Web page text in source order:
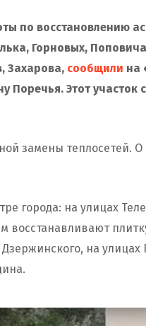
по восстановлению
Горновых,
Захарова, сообщили на
Этот участок
замены теплосетей.
города: на улицах
восстанавливают
на